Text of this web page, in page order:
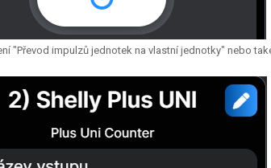
"Převod impulzů jednotek na vlastní jednotky" nebo